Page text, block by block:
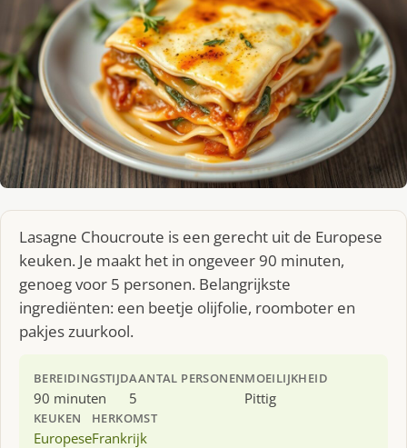
Lasagne Choucroute is een gerecht uit de Europese
keuken. Je maakt het in ongeveer 90 minuten,
genoeg voor 5 personen. Belangrijkste
ingrediënten: een beetje olijfolie, roomboter en
pakjes zuurkool.
BEREIDINGSTIJD
90 minuten
AANTAL PERSONEN
5
MOEILIJKHEID
Pittig
KEUKEN
Europese
HERKOMST
Frankrijk